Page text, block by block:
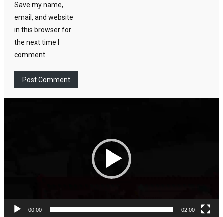
Save my name,
email, and website
in this browser for
the next time I
comment.
00:00 02:00